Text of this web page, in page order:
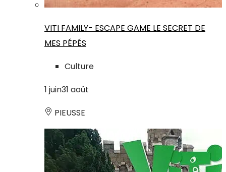
VITI FAMILY- ESCAPE GAME LE SECRET DE
MES PÉPÉS
Culture
1 juin31 août
PIEUSSE